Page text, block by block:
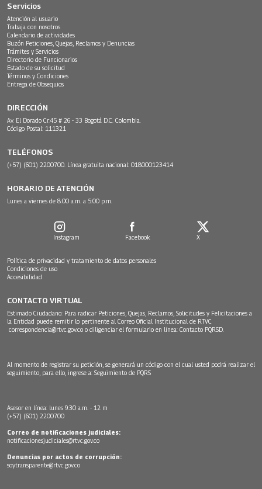
Servicios
Atención al usuario
Trabaja con nosotros
Calendario de actividades
Buzón Peticiones, Quejas, Reclamos y Denuncias
Trámites y Servicios
Directorio de Funcionarios
Estado de su solicitud
Términos y Condiciones
Entrega de Obsequios
DIRECCIÓN
Av. El Dorado Cr.45 # 26 - 33 Bogotá D.C. Colombia.
Código Postal: 111321
TELÉFONOS
(+57) (601) 2200700. Línea gratuita nacional: 018000123414
HORARIO DE ATENCIÓN
Lunes a viernes de 8:00 a.m. a 5:00 p.m.
Instagram Facebook X
Política de privacidad y tratamiento de datos personales
Condiciones de uso
Accesibilidad
CONTACTO VIRTUAL
Estimado Ciudadano: Para radicar Peticiones, Quejas, Reclamos, Solicitudes y Felicitaciones a
la Entidad puede remitir lo pertinente al Correo Oficial Institucional de RTVC
correspondencia@rtvc.gov.co o diligenciar el formulario en línea: Contacto PQRSD.
Al momento de registrar su petición, se generará un código con el cual usted podrá realizar el
seguimiento, para ello, ingrese a: Seguimiento de PQRS
Asesor en línea: lunes 9:30 a.m. - 12 m
(+57) (601) 2200700
Correo de notificaciones judiciales:
notificacionesjudiciales@rtvc.gov.co
Denuncias por actos de corrupción:
soytransparente@rtvc.gov.co